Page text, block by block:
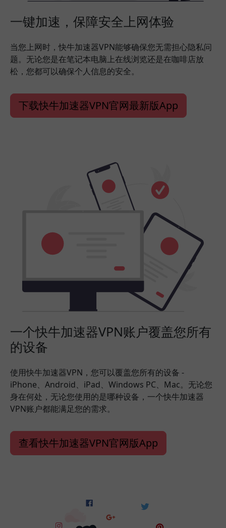
一键加速，保障安全上网体验
当您上网时，快牛加速器VPN能够确保您无需担心隐私问
题。无论您是在笔记本电脑上在线浏览还是在咖啡店放
松，您都可以确保个人信息的安全。
下载快牛加速器VPN官网最新版App
一个快牛加速器VPN账户覆盖您所有
的设备
使用快牛加速器VPN，您可以覆盖您所有的设备 -
iPhone、Android、iPad、Windows PC、Mac。无论您
身在何处，无论您使用的是哪种设备，一个快牛加速器
VPN账户都能满足您的需求。
查看快牛加速器VPN官网版App